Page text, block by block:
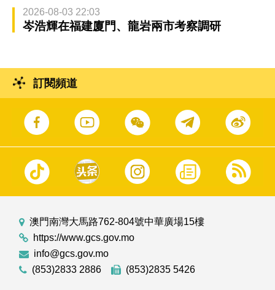
2026-08-03 22:03
岑浩輝在福建廈門、龍岩兩市考察調研
訂閱頻道
澳門南灣大馬路762-804號中華廣場15樓
https://www.gcs.gov.mo
info@gcs.gov.mo
(853)2833 2886
(853)2835 5426